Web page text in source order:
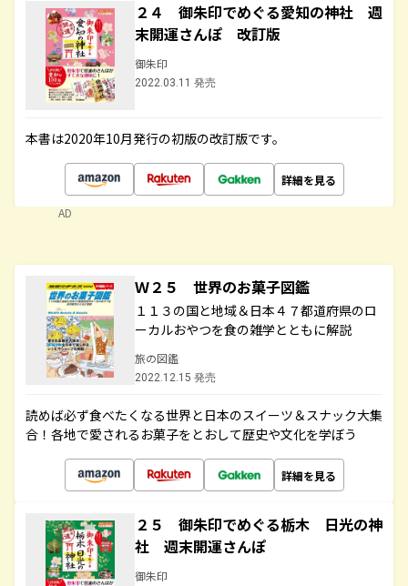
２４ 御朱印でめぐる愛知の神社 週
末開運さんぽ 改訂版
御朱印
2022.03.11 発売
本書は2020年10月発行の初版の改訂版です。
詳細を見る
AD
Ｗ２５ 世界のお菓子図鑑
１１３の国と地域＆日本４７都道府県のロ
ーカルおやつを食の雑学とともに解説
旅の図鑑
2022.12.15 発売
読めば必ず食べたくなる世界と日本のスイーツ＆スナック大集
合！各地で愛されるお菓子をとおして歴史や文化を学ぼう
詳細を見る
２５ 御朱印でめぐる栃木 日光の神
社 週末開運さんぽ
御朱印